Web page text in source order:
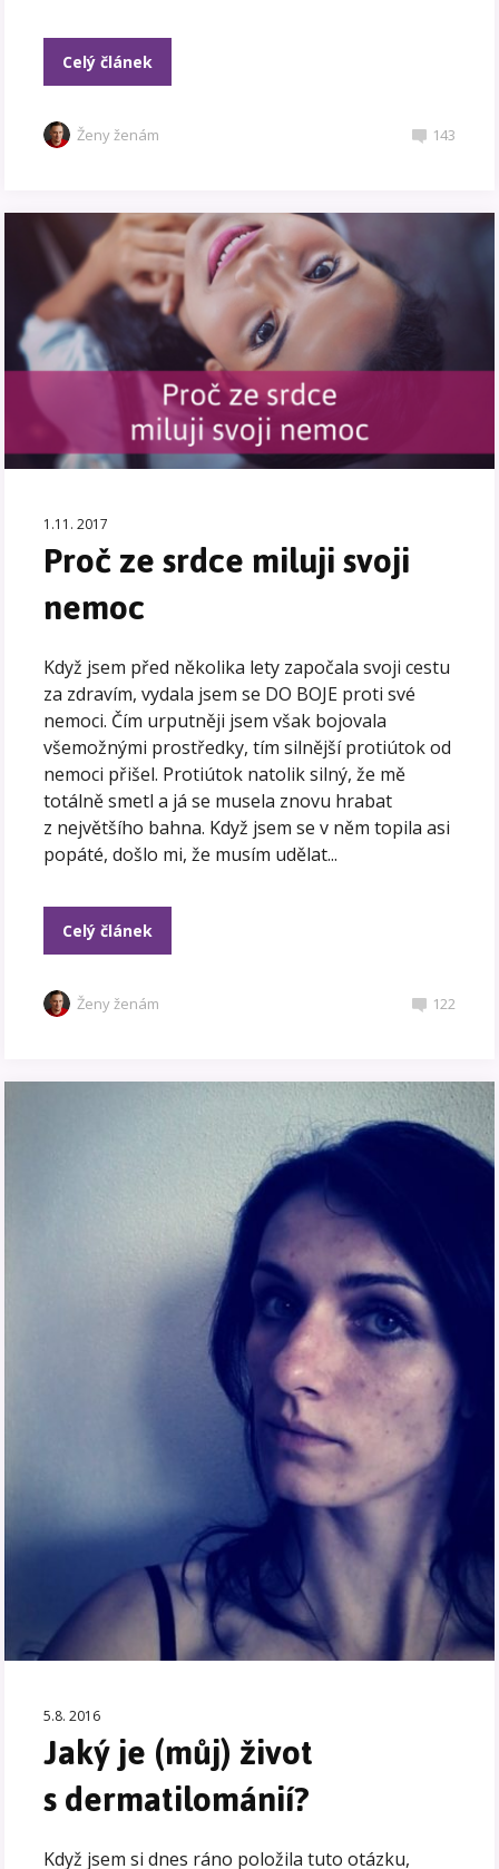
Celý článek
Ženy ženám 143
1.11. 2017
Proč ze srdce miluji svoji
nemoc
Když jsem před několika lety započala svoji cestu
za zdravím, vydala jsem se DO BOJE proti své
nemoci. Čím urputněji jsem však bojovala
všemožnými prostředky, tím silnější protiútok od
nemoci přišel. Protiútok natolik silný, že mě
totálně smetl a já se musela znovu hrabat
z největšího bahna. Když jsem se v něm topila asi
popáté, došlo mi, že musím udělat...
Celý článek
Ženy ženám 122
5.8. 2016
Jaký je (můj) život
s dermatilománií?
Když jsem si dnes ráno položila tuto otázku,